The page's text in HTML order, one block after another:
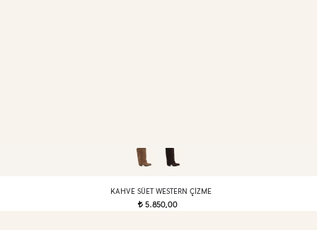
KAHVE SÜET WESTERN ÇIZME
t 5.850,00